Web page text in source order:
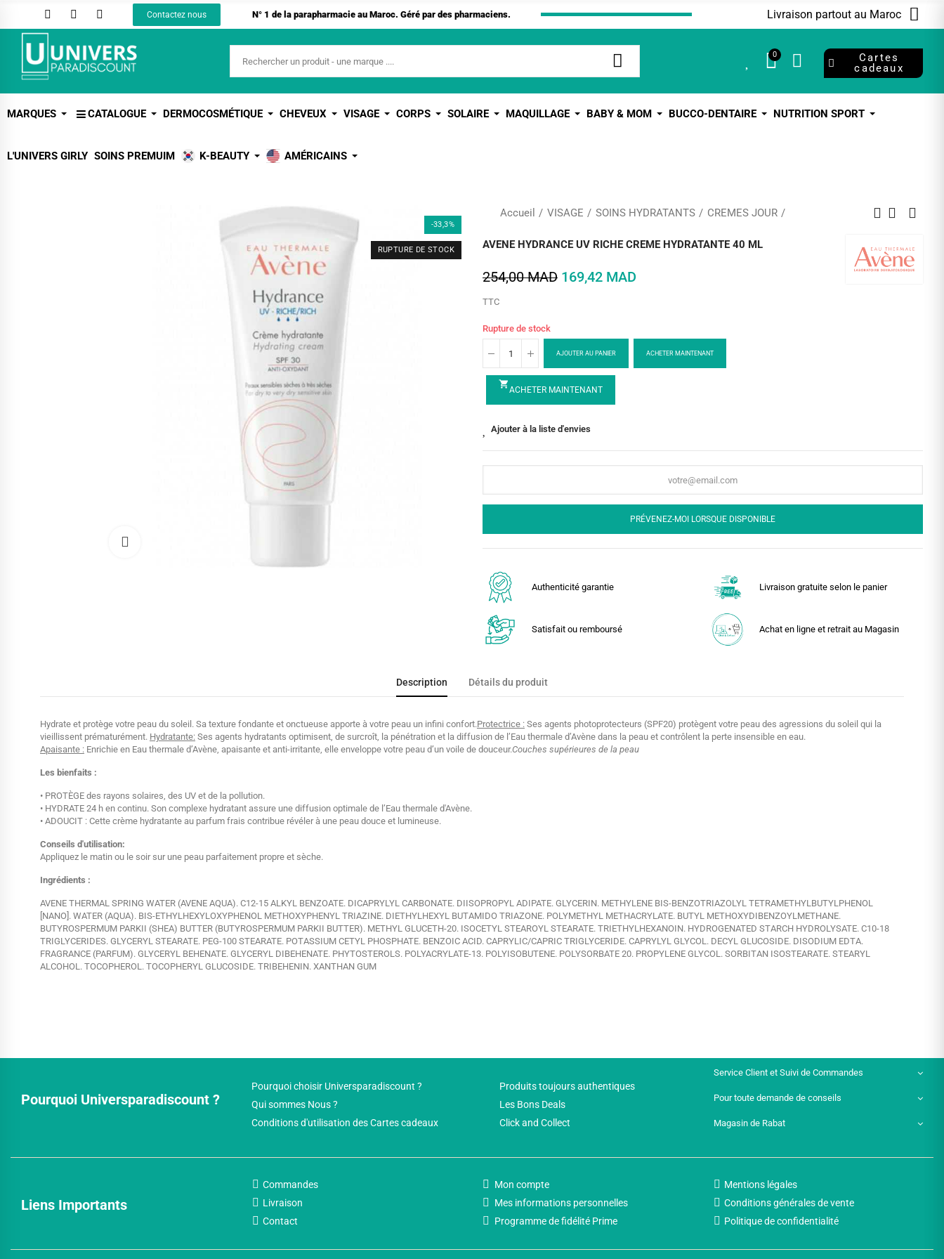
Contactez nous N° 1 de la parapharmacie au Maroc. Géré par des pharmaciens. Livraison partout au Maroc
0
Cartes
cadeaux
MARQUES CATALOGUE DERMOCOSMÉTIQUE CHEVEUX VISAGE CORPS SOLAIRE MAQUILLAGE BABY & MOM BUCCO-DENTAIRE NUTRITION SPORT
L'UNIVERS GIRLY SOINS PREMUIM K-BEAUTY AMÉRICAINS
-33,3%
RUPTURE DE STOCK
Accueil VISAGE SOINS HYDRATANTS CREMES JOUR
AVENE HYDRANCE UV RICHE CREME HYDRATANTE 40 ML
254,00 MAD 169,42 MAD
TTC
Rupture de stock
AJOUTER AU PANIER ACHETER MAINTENANT
shopping_cart
ACHETER MAINTENANT
Ajouter à la liste d'envies
PRÉVENEZ-MOI LORSQUE DISPONIBLE
Authenticité garantie Livraison gratuite selon le panier
Satisfait ou remboursé Achat en ligne et retrait au Magasin
Description Détails du produit
Hydrate et protège votre peau du soleil. Sa texture fondante et onctueuse apporte à votre peau un infini confort.Protectrice : Ses agents photoprotecteurs (SPF20) protègent votre peau des agressions du soleil qui la
vieillissent prématurément. Hydratante: Ses agents hydratants optimisent, de surcroît, la pénétration et la diffusion de l’Eau thermale d’Avène dans la peau et contrôlent la perte insensible en eau.
Apaisante : Enrichie en Eau thermale d’Avène, apaisante et anti-irritante, elle enveloppe votre peau d’un voile de douceur.Couches supérieures de la peau
Les bienfaits :
• PROTÈGE des rayons solaires, des UV et de la pollution.
• HYDRATE 24 h en continu. Son complexe hydratant assure une diffusion optimale de l’Eau thermale d'Avène.
• ADOUCIT : Cette crème hydratante au parfum frais contribue révéler à une peau douce et lumineuse.
Conseils d'utilisation:
Appliquez le matin ou le soir sur une peau parfaitement propre et sèche.
Ingrédients :
AVENE THERMAL SPRING WATER (AVENE AQUA). C12-15 ALKYL BENZOATE. DICAPRYLYL CARBONATE. DIISOPROPYL ADIPATE. GLYCERIN. METHYLENE BIS-BENZOTRIAZOLYL TETRAMETHYLBUTYLPHENOL
[NANO]. WATER (AQUA). BIS-ETHYLHEXYLOXYPHENOL METHOXYPHENYL TRIAZINE. DIETHYLHEXYL BUTAMIDO TRIAZONE. POLYMETHYL METHACRYLATE. BUTYL METHOXYDIBENZOYLMETHANE.
BUTYROSPERMUM PARKII (SHEA) BUTTER (BUTYROSPERMUM PARKII BUTTER). METHYL GLUCETH-20. ISOCETYL STEAROYL STEARATE. TRIETHYLHEXANOIN. HYDROGENATED STARCH HYDROLYSATE. C10-18
TRIGLYCERIDES. GLYCERYL STEARATE. PEG-100 STEARATE. POTASSIUM CETYL PHOSPHATE. BENZOIC ACID. CAPRYLIC/CAPRIC TRIGLYCERIDE. CAPRYLYL GLYCOL. DECYL GLUCOSIDE. DISODIUM EDTA.
FRAGRANCE (PARFUM). GLYCERYL BEHENATE. GLYCERYL DIBEHENATE. PHYTOSTEROLS. POLYACRYLATE-13. POLYISOBUTENE. POLYSORBATE 20. PROPYLENE GLYCOL. SORBITAN ISOSTEARATE. STEARYL
ALCOHOL. TOCOPHEROL. TOCOPHERYL GLUCOSIDE. TRIBEHENIN. XANTHAN GUM
Pourquoi Universparadiscount ?
Pourquoi choisir Universparadiscount ?
Qui sommes Nous ?
Conditions d'utilisation des Cartes cadeaux
Produits toujours authentiques
Les Bons Deals
Click and Collect
Service Client et Suivi de Commandes
Pour toute demande de conseils
Magasin de Rabat
Liens Importants
Commandes
Livraison
Contact
Mon compte
Mes informations personnelles
Programme de fidélité Prime
Mentions légales
Conditions générales de vente
Politique de confidentialité